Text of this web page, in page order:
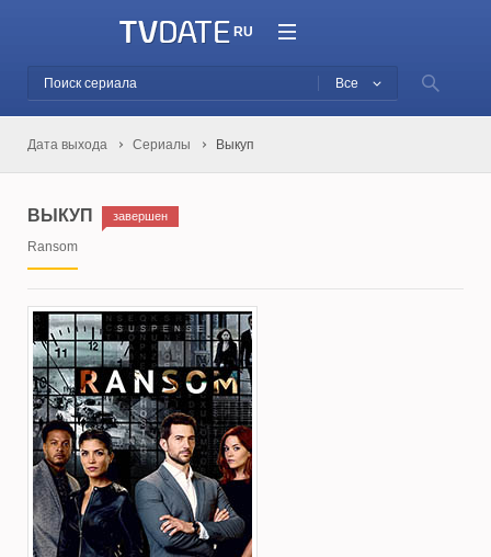
RU
Все
Дата выхода Сериалы Выкуп
ВЫКУП завершен
Ransom